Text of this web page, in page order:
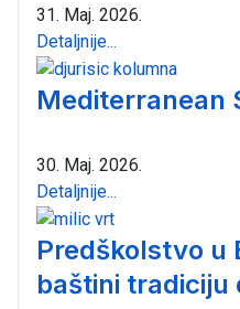
31. Maj. 2026.
Detaljnije...
Mediterranean
30. Maj. 2026.
Detaljnije...
Predškolstvo u
baštini tradiciju